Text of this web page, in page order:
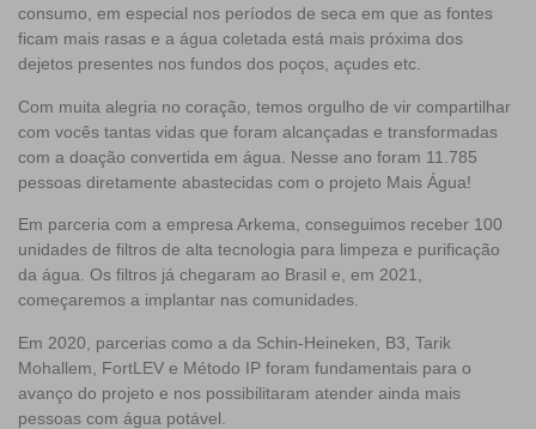
consumo, em especial nos períodos de seca em que as fontes
ficam mais rasas e a água coletada está mais próxima dos
dejetos presentes nos fundos dos poços, açudes etc.
Com muita alegria no coração, temos orgulho de vir compartilhar
com vocês tantas vidas que foram alcançadas e transformadas
com a doação convertida em água. Nesse ano foram 11.785
pessoas diretamente abastecidas com o projeto Mais Água!
Em parceria com a empresa Arkema, conseguimos receber 100
unidades de filtros de alta tecnologia para limpeza e purificação
da água. Os filtros já chegaram ao Brasil e, em 2021,
começaremos a implantar nas comunidades.
Em 2020, parcerias como a da Schin-Heineken, B3, Tarik
Mohallem, FortLEV e Método IP foram fundamentais para o
avanço do projeto e nos possibilitaram atender ainda mais
pessoas com água potável.